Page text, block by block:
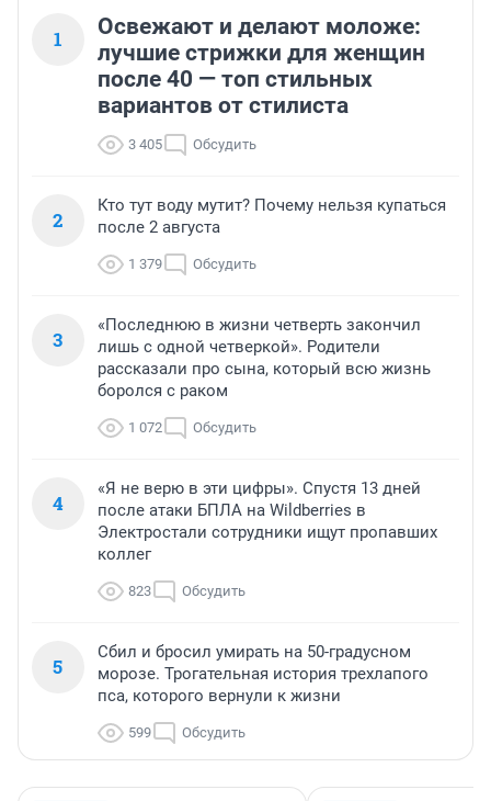
1
Освежают и делают моложе:
лучшие стрижки для женщин
после 40 — топ стильных
вариантов от стилиста
3 405 Обсудить
2
Кто тут воду мутит? Почему нельзя купаться
после 2 августа
1 379 Обсудить
3
«Последнюю в жизни четверть закончил
лишь с одной четверкой». Родители
рассказали про сына, который всю жизнь
боролся с раком
1 072 Обсудить
4
«Я не верю в эти цифры». Спустя 13 дней
после атаки БПЛА на Wildberries в
Электростали сотрудники ищут пропавших
коллег
823 Обсудить
5
Сбил и бросил умирать на 50-градусном
морозе. Трогательная история трехлапого
пса, которого вернули к жизни
599 Обсудить